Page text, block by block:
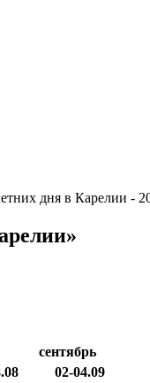
дня в Карелии -
сентябрь
02-04.09